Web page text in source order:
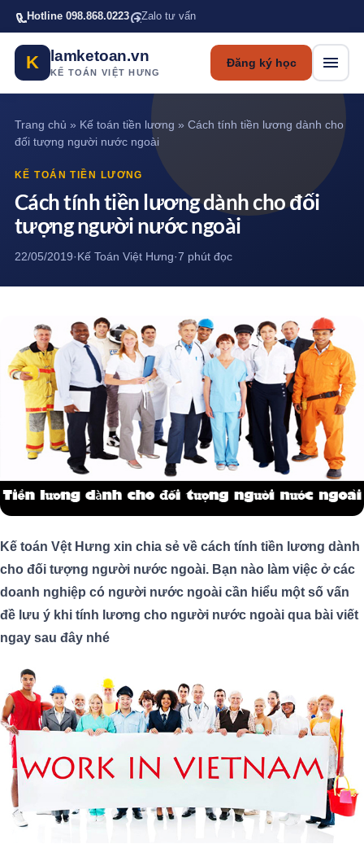
Bỏ qua tới nội dung chính
Hotline 098.868.0223 Zalo tư vấn
K lamketoan.vn
KẾ TOÁN VIỆT HƯNG
Đăng ký học
Trang chủ » Kế toán tiền lương » Cách tính tiền lương dành cho
đối tượng người nước ngoài
KẾ TOÁN TIỀN LƯƠNG
Cách tính tiền lương dành cho đối
tượng người nước ngoài
22/05/2019·Kế Toán Việt Hưng·7 phút đọc
Kế toán Vệt Hưng xin chia sẻ về cách tính tiền lương dành
cho đối tượng người nước ngoài. Bạn nào làm việc ở các
doanh nghiệp có người nước ngoài cần hiểu một số vấn
đề lưu ý khi tính lương cho người nước ngoài qua bài viết
ngay sau đây nhé